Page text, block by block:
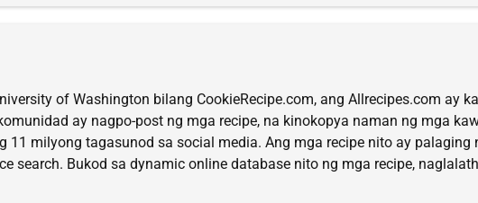
of Washington bilang CookieRecipe.com, ang Allrecipes.com ay
ay nagpo-post ng mga recipe, na kinokopya naman ng mga
milyong tagasunod sa social media. Ang mga recipe nito ay palaging
search. Bukod sa dynamic online database nito ng mga recipe,